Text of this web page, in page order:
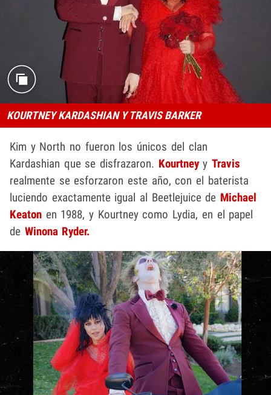
KOURTNEY KARDASHIAN Y TRAVIS BARKER
Kim y North no fueron los únicos del clan
Kardashian que se disfrazaron. KourtneyyTravis
realmente se esforzaron este año, con el baterista
luciendo exactamente igual al Beetlejuice de Michael
Keaton en 1988, y Kourtney como Lydia, en el papel
de Winona Ryder.